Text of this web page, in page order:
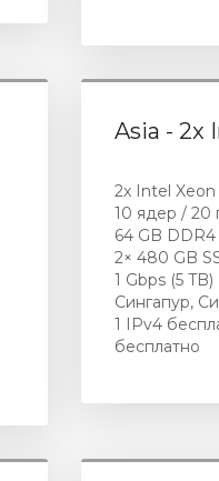
Asia - 2x
2x Intel Xeon
10 ядер / 20
64 GB DDR4
2× 480 GB
1 Gbps (5 TB)
Сингапур,
1 IPv4
бесплатно